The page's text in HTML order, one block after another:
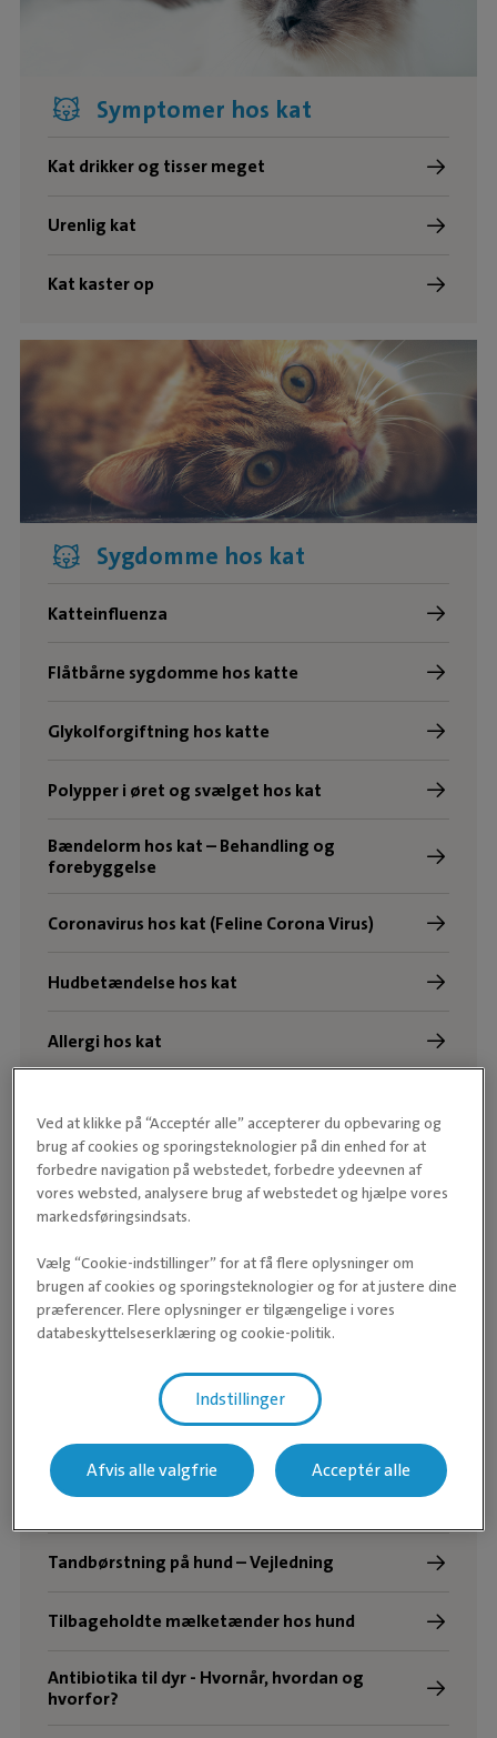
Symptomer hos kat
Kat drikker og tisser meget
Urenlig kat
Kat kaster op
Sygdomme hos kat
Katteinfluenza
Flåtbårne sygdomme hos katte
Glykolforgiftning hos katte
Polypper i øret og svælget hos kat
Bændelorm hos kat – Behandling og
forebyggelse
Coronavirus hos kat (Feline Corona Virus)
Hudbetændelse hos kat
Allergi hos kat
Råd og vejledning
Er mit kæledyr for gammelt til at komme i
Min hund har spist chokolade – Hvad gør jeg?
Drægtighed og fødsel hos hund
Tandbørstning på hund – Vejledning
Tilbageholdte mælketænder hos hund
Antibiotika til dyr - Hvornår, hvordan og
hvorfor?
Ved at klikke på “Acceptér alle” accepterer du opbevaring og
brug af cookies og sporingsteknologier på din enhed for at
forbedre navigation på webstedet, forbedre ydeevnen af
vores websted, analysere brug af webstedet og hjælpe vores
markedsføringsindsats.
Vælg “Cookie-indstillinger” for at få flere oplysninger om
brugen af cookies og sporingsteknologier og for at justere dine
præferencer. Flere oplysninger er tilgængelige i vores
databeskyttelseserklæring og cookie-politik.
Indstillinger
Afvis alle valgfrie Acceptér alle